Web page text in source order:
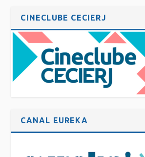
CINECLUBE CECIERJ
CANAL EUREKA